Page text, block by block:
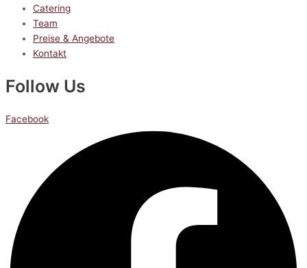
Catering
Team
Preise & Angebote
Kontakt
Follow Us
Facebook